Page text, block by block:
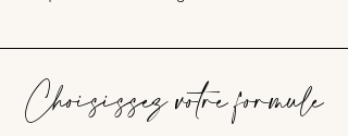
Choisissez votre formule